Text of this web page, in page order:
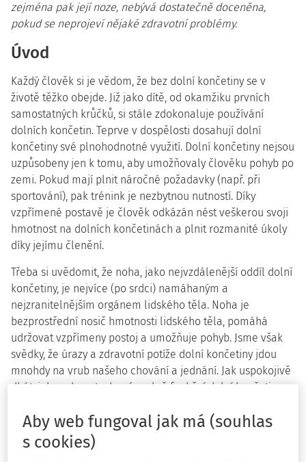
zejména pak její noze, nebývá dostatečně doceněna,
pokud se neprojeví nějaké zdravotní problémy.
Úvod
Každý člověk si je vědom, že bez dolní končetiny se v
životě těžko obejde. Již jako dítě, od okamžiku prvních
samostatných krůčků, si stále zdokonaluje používání
dolních končetin. Teprve v dospělosti dosahují dolní
končetiny své plnohodnotné využití. Dolní končetiny nejsou
uzpůsobeny jen k tomu, aby umožňovaly člověku pohyb po
zemi. Pokud mají plnit náročné požadavky (např. při
sportování), pak trénink je nezbytnou nutností. Díky
vzpřímené postavě je člověk odkázán nést veškerou svoji
hmotnost na dolních končetinách a plnit rozmanité úkoly
díky jejímu členění.
Třeba si uvědomit, že noha, jako nejvzdálenější oddíl dolní
končetiny, je nejvíce (po srdci) namáhaným a
nejzranitelnějším orgánem lidského těla. Noha je
bezprostřední nosič hmotnosti lidského těla, pomáhá
udržovat vzpřímeny postoj a umožňuje pohyb. Jsme však
svědky, že úrazy a zdravotní potíže dolní končetiny jdou
mnohdy na vrub našeho chování a jednání. Jak uspokojivě
dbát, jak zachovat zdravé a plně funkční dolní končetiny,
potřebných znalosti o dolních končetinách, během jejich
používání a také věnované hygienické péči, bude třeba
současně respektovat, jak již bylo zmíněno, dodržování
Aby web fungoval jak má (souhlas
s cookies)